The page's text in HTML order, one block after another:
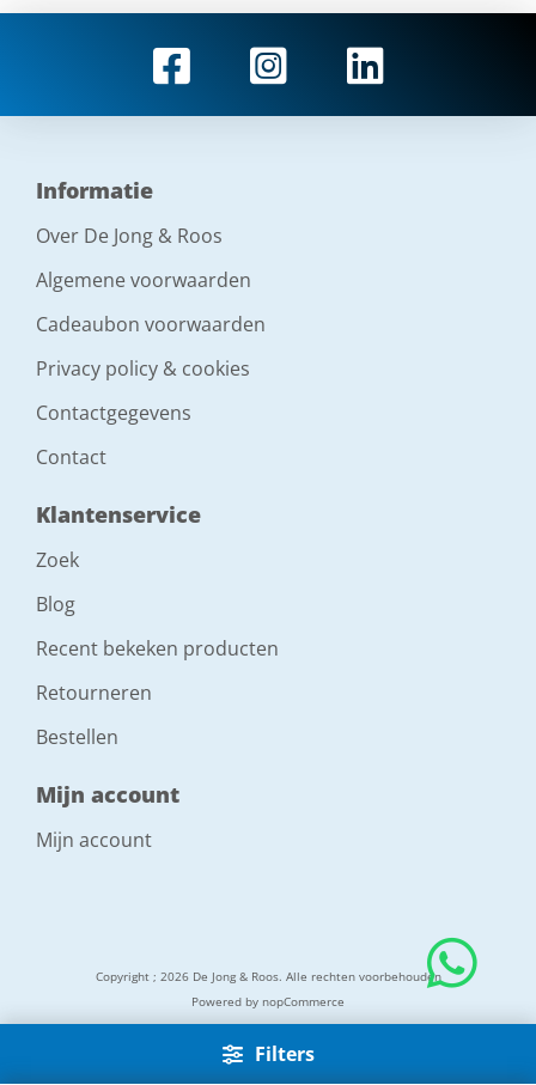
Filters
Informatie
Over De Jong & Roos
Algemene voorwaarden
Cadeaubon voorwaarden
Privacy policy & cookies
Contactgegevens
Contact
Klantenservice
Zoek
Blog
Recent bekeken producten
Retourneren
Bestellen
Mijn account
Mijn account
Copyright ; 2026 De Jong & Roos. Alle rechten voorbehouden
Powered by nopCommerce